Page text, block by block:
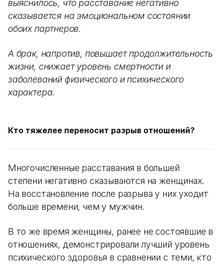
выяснилось, что расставание негативно
сказывается на эмоциональном состоянии
обоих партнеров.
А брак, напротив, повышает продолжительность
жизни, снижает уровень смертности и
заболеваний физического и психического
характера.
Кто тяжелее переносит разрыв отношений?
Многочисленные расставания в большей
степени негативно сказываются на женщинах.
На восстановление после разрыва у них уходит
больше времени, чем у мужчин.
В то же время женщины, ранее не состоявшие в
отношениях, демонстрировали лучший уровень
психического здоровья в сравнении с теми, кто